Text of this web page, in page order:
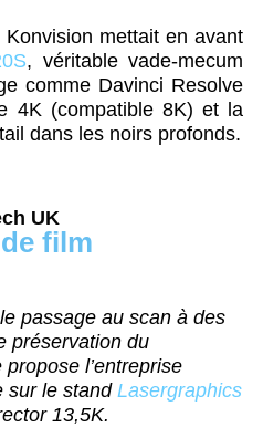
mettait en avant
, véritable vade-mecum
comme Davinci Resolve
4K (compatible 8K) et la
dans les noirs profonds.
UK
film
passage au scan à des
préservation du
l’entreprise
sur le stand Lasergraphics
13,5K.